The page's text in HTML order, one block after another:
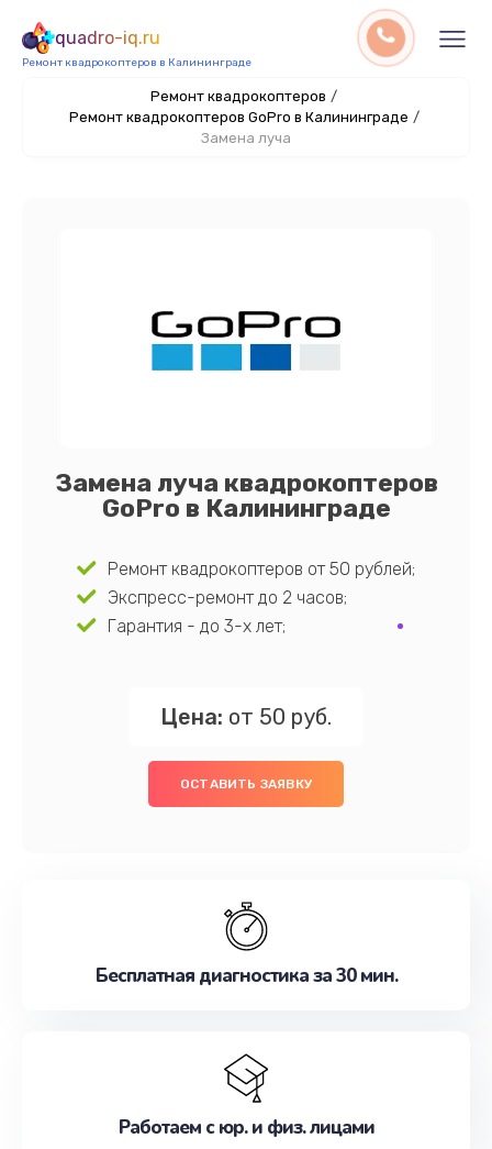
quadro-iq.ru
Ремонт квадрокоптеров в Калининграде
Ремонт квадрокоптеров /
Ремонт квадрокоптеров GoPro в Калининграде /
Замена луча
Замена луча квадрокоптеров
GoPro в Калининграде
Ремонт квадрокоптеров от 50 рублей;
Экспресс-ремонт до 2 часов;
Гарантия - до 3-х лет;
Цена: от 50 руб.
ОСТАВИТЬ ЗАЯВКУ
Бесплатная диагностика за 30 мин.
Работаем с юр. и физ. лицами